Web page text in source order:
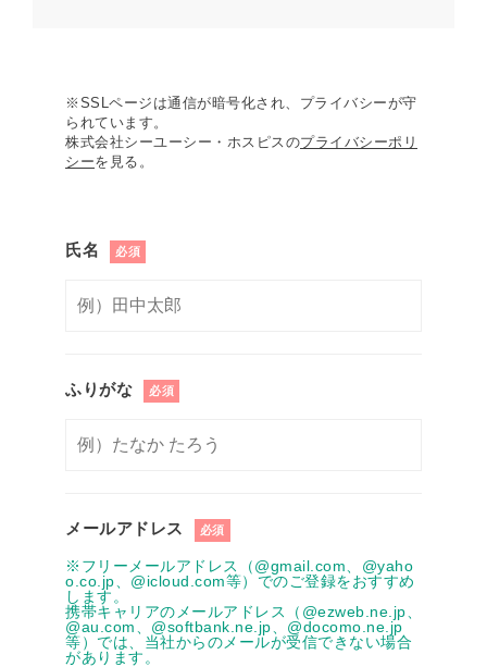
※SSLページは通信が暗号化され、プライバシーが守
られています。
株式会社シーユーシー・ホスピスのプライバシーポリ
シーを見る。
氏名 必須
ふりがな 必須
メールアドレス 必須
※フリーメールアドレス（@gmail.com、@yaho
o.co.jp、@icloud.com等）でのご登録をおすすめ
します。
携帯キャリアのメールアドレス（@ezweb.ne.jp、
@au.com、@softbank.ne.jp、@docomo.ne.jp
等）では、当社からのメールが受信できない場合
があります。